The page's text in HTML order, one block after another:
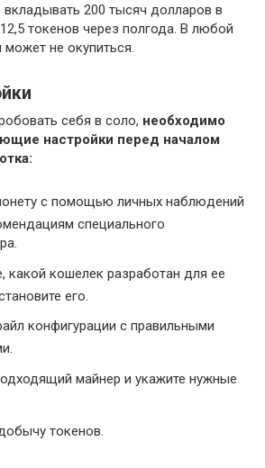
вкладывать 200 тысяч долларов в
токенов через полгода. В любой
не окупиться.
себя в соло, необходимо
настройки перед началом
с помощью личных наблюдений
специального
какой кошелек разработан для ее
его.
конфигурации с правильными
майнер и укажите нужные
токенов.